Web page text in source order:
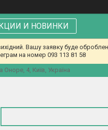
И НОВИНКИ
Вашу заявку буде
на номер 093 113 81 58
Оноре, 4, Київ, Україна